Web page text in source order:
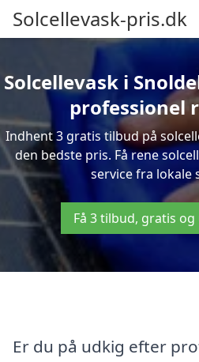
Solcellevask-pris.dk
Solcellevask i
professionel
Indhent 3 gratis tilbud på
den bedste pris. Få rene
service fra lokale
Få 3 tilbud, gratis
Er du på udkig efter